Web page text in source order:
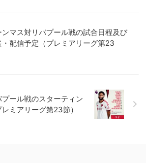
ンマス対リバプール戦の試合日程及び
・配信予定（プレミアリーグ第23
ール戦のスターティン
ミアリーグ第23節）